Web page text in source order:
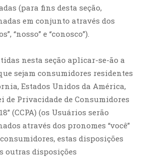
(para fins desta seção,
em conjunto através dos
“nosso” e “conosco”).
nesta seção aplicar-se-ão a
sejam consumidores residentes
Estados Unidos da América,
de Privacidade de Consumidores
(CCPA) (os Usuários serão
através dos pronomes “você”
consumidores, estas disposições
outras disposições